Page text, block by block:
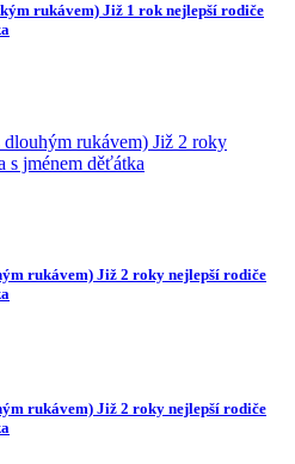
rukávem) Již 1 rok nejlepší rodiče
rukávem) Již 2 roky nejlepší rodiče
rukávem) Již 2 roky nejlepší rodiče